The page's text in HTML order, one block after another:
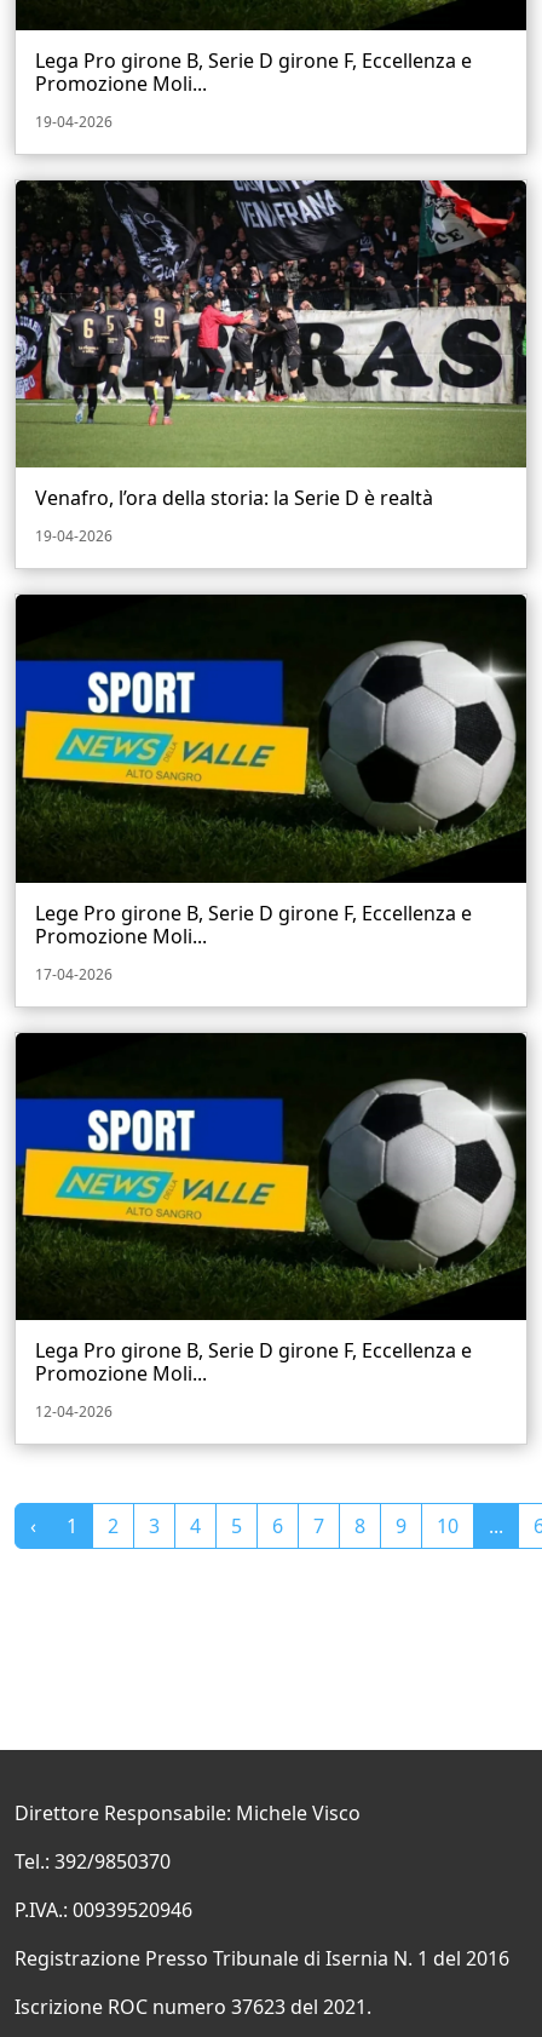
Lega Pro girone B, Serie D girone F, Eccellenza e
Promozione Moli...
19-04-2026
Venafro, l’ora della storia: la Serie D è realtà
19-04-2026
Lege Pro girone B, Serie D girone F, Eccellenza e
Promozione Moli...
17-04-2026
Lega Pro girone B, Serie D girone F, Eccellenza e
Promozione Moli...
12-04-2026
‹ 1 2 3 4 5 6 7 8 9 10 ...
Direttore Responsabile: Michele Visco
Tel.: 392/9850370
P.IVA.: 00939520946
Registrazione Presso Tribunale di Isernia N. 1 del 2016
Iscrizione ROC numero 37623 del 2021.